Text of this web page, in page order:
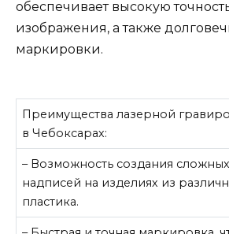
обеспечивает высокую
изображения, а также
маркировки.
Преимущества лазерной
в Чебоксарах:
– Возможность создания
надписей на изделиях из
пластика.